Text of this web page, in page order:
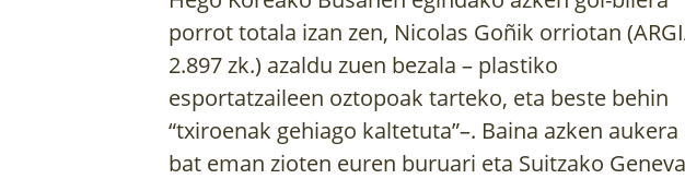
porrot totala izan zen, Nicolas Goñik orriotan
2.897 zk.) azaldu zuen bezala – plastiko
esportatzaileen oztopoak tarteko, eta beste behin
“txiroenak gehiago kaltetuta”–. Baina azken aukera
bat eman zioten euren buruari eta Suitzako